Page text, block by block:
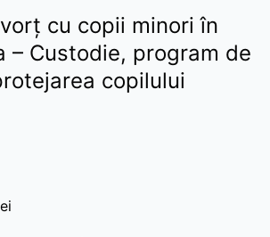
cu copii minori în
– Custodie, program de
copilului